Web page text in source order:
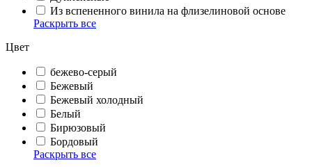
Из вспененного винила на флизелиновой основе
Раскрыть все
Цвет
бежево-серый
Бежевый
Бежевый холодный
Белый
Бирюзовый
Бордовый
Раскрыть все